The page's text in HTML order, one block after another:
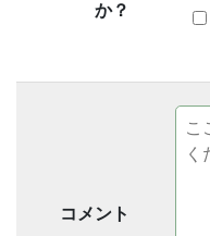
か？
コメント